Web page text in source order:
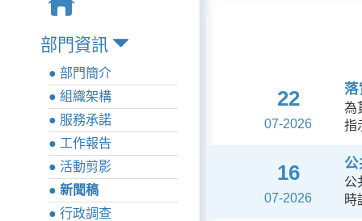
部門資訊
● 部門簡介
● 組織架構
● 服務承諾
● 工作報告
● 活動剪影
● 新聞稿
● 行政調查
22
07-2026
落
為
指
16
07-2026
公
公
時